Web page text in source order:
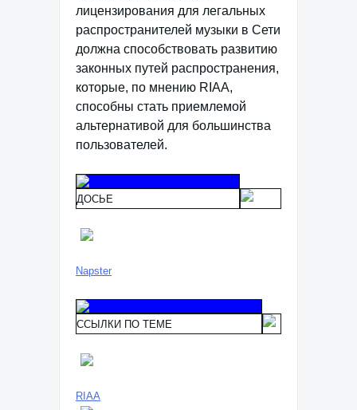
лицензирования для легальных
распространителей музыки в Сети
должна способствовать развитию
законных путей распространения,
которые, по мнению RIAA,
способны стать приемлемой
альтернативой для большинства
пользователей.
ДОСЬЕ
Napster
ССЫЛКИ ПО ТЕМЕ
RIAA